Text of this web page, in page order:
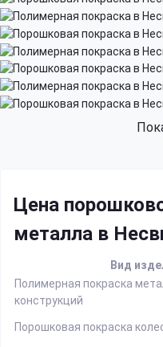
Цена
металла в
Вид
Полимерная покраска
конструкций
Порошковая покраска